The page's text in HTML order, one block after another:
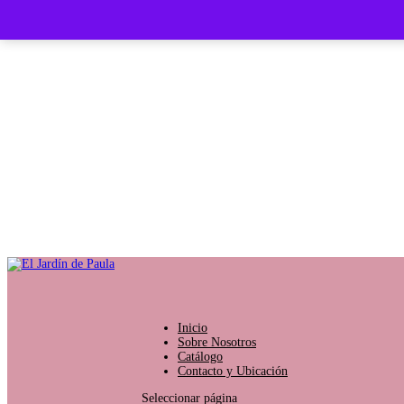
Inicio
Sobre Nosotros
Catálogo
Contacto y Ubicación
Seleccionar página